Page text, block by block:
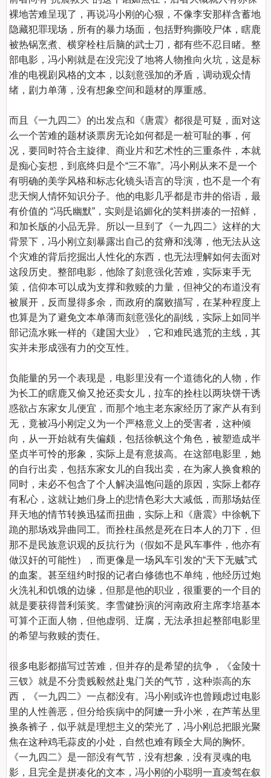
裸地苦难呈现了，再说冯小刚的心狠，不像李安那样含蓄地
隐藏犯罪现场，所有的暴力场面，包括野狗撕咬尸体，瞎鹿
被热锅烹煮、横穿栓柱后脑的武士刀，都有些不忍目睹。整
部电影，冯小刚就是在没完没了地将人物推向火坑，这是标
准的电视剧风格的文本，以刻意强加的矛盾，调动观众情
绪，剧力单薄，没有想象空间和题材的厚重感。
而且《一九四二》的出发点和《唐震》都很是可疑，面对这
么一个苦难的题材谈票房无论如何都是一桩可耻的事，何
况，要同时符合主旋律、商业片和艺术性的三重条件，本就
是痴心妄想，到底终归是个“三不靠”。冯小刚从来不是一个
有明确的美学风格和标志化镜头语言的导演，也不是一个有
悲天悯人情怀知识分子。他的电影几乎都是市井的俗语，最
有价值的 “冯氏幽默”，实则是谄媚化的笑料拼凑的一招鲜，
和加长版的小品无异。所以一旦到了《一九四二》这样的大
背景下，冯小刚立刻暴露出自己的贫瘠和浅薄，他无法从这
个灾难的背后挖掘出人性化的东西，也无法理解如何去面对
这段历史。整部电影，他除了刻意强化苦难，实际束手无
策，信仰本可以成为支撑和救赎的力量，但神父的布道没有
被展开，反而显得多余，而政府的腐败描写，在某种程度上
也算是为了避免文本单薄而刻意强化的副线，实际上如同半
部记流水账一样的《建国大业》，它和难民逃荒的主线，其
实并未形成强有力的交互性。
负能量的另一个表现是，电影里没有一个道德化的人物，作
为长工的瞎鹿又偷又抢还卖女儿，拉车的拴柱以两块饼干诱
惑欲占东家女儿便宜，而那个地主老东家经历了家产从有到
无，竟被冯小刚定义为一个严格意义上的受害者，这种倾
向，从一开始就有失偏颇，包括徐帆这个角色，被塑造成半
坚贞半可怜的形象，实际上是有意拔高。在这部电影里，她
的自行出卖，包括东家女儿的自我出卖，在为家人换食粮的
同时，未必不包含了个人解决温饱问题的原因，实际上都存
有私心，这就让她们身上的悲情色彩大大减低，而那场姑侄
拜天地的情节转换迅猛而扭曲，实际上和《唐震》中徐帆下
跪的那场戏异曲同工。而拴柱虽然是死在日本人的刀下，但
那不是民族意识观的反抗行为（假如不是风车事件，他亦有
做汉奸的可能性），而更像是一场风车引发的“天下无贼”式
的血案。甚至纽约时报的记者白修德也不单纯，他经历过炮
火洗礼和饥饿的边缘，但那是他的职业，很重要的一个目的
就是要获得普利策奖。李雪健扮演的河南政府主席李培基本
可算个正面人物，但他虚弱、迂腐，无法承担起整部电影里
的希望与救赎的责任。
很多电影都描写过苦难，但并存的是希望的抗争，《金陵十
三钗》就是不分贵贱毅然赴鬼门关的气节，这种崇高的东
西，《一九四二》一点都没有。冯小刚或许也曾顾虑过电影
里的人性善恶，但分给疾病中的阿嬷一升小米，在芦苇丛里
换条裤子，似乎就是理想主义的荣光了，冯小刚总把眼光聚
焦在这种鸡毛蒜皮的小处，自然也难有顾全大局的胸怀。
《一九四二》是一部没有气节，没有想象，没有灵魂的电
影，且完全是拼凑化的文本，冯小刚的小聪明一直凌驾在叙